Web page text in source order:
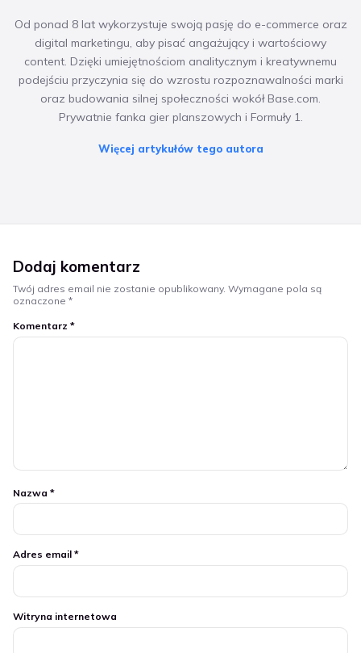
Od ponad 8 lat wykorzystuje swoją pasję do e-commerce oraz
digital marketingu, aby pisać angażujący i wartościowy
content. Dzięki umiejętnościom analitycznym i kreatywnemu
podejściu przyczynia się do wzrostu rozpoznawalności marki
oraz budowania silnej społeczności wokół Base.com.
Prywatnie fanka gier planszowych i Formuły 1.
Więcej artykułów tego autora
Dodaj komentarz
Twój adres email nie zostanie opublikowany. Wymagane pola są
oznaczone *
Komentarz *
Nazwa *
Adres email *
Witryna internetowa